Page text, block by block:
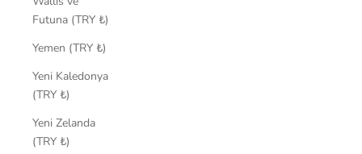
Futuna (TRY ₺)
Yemen (TRY ₺)
Yeni Kaledonya
(TRY ₺)
Yeni Zelanda
(TRY ₺)